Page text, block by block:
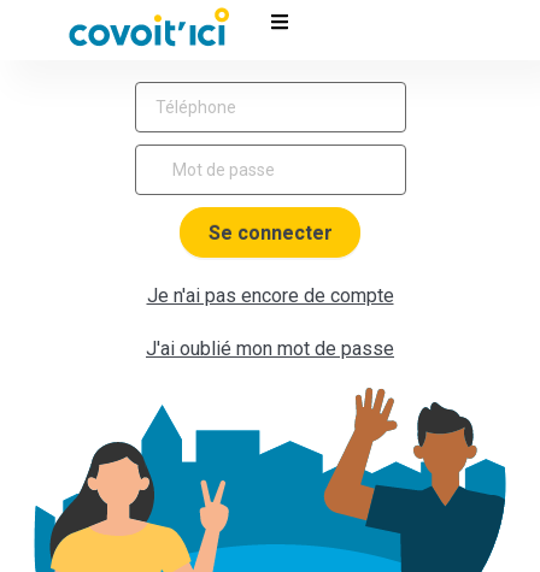
Se connecter
Je n'ai pas encore de compte
J'ai oublié mon mot de passe